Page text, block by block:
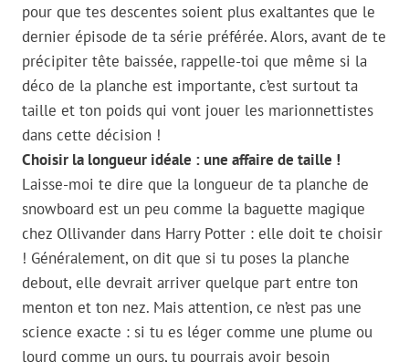
pour que tes descentes soient plus exaltantes que le
dernier épisode de ta série préférée. Alors, avant de te
précipiter tête baissée, rappelle-toi que même si la
déco de la planche est importante, c’est surtout ta
taille et ton poids qui vont jouer les marionnettistes
dans cette décision !
Choisir la longueur idéale : une affaire de taille !
Laisse-moi te dire que la longueur de ta planche de
snowboard est un peu comme la baguette magique
chez Ollivander dans Harry Potter : elle doit te choisir
! Généralement, on dit que si tu poses la planche
debout, elle devrait arriver quelque part entre ton
menton et ton nez. Mais attention, ce n’est pas une
science exacte : si tu es léger comme une plume ou
lourd comme un ours, tu pourrais avoir besoin